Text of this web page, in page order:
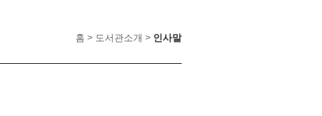
홈 > 도서관소개 > 인사말